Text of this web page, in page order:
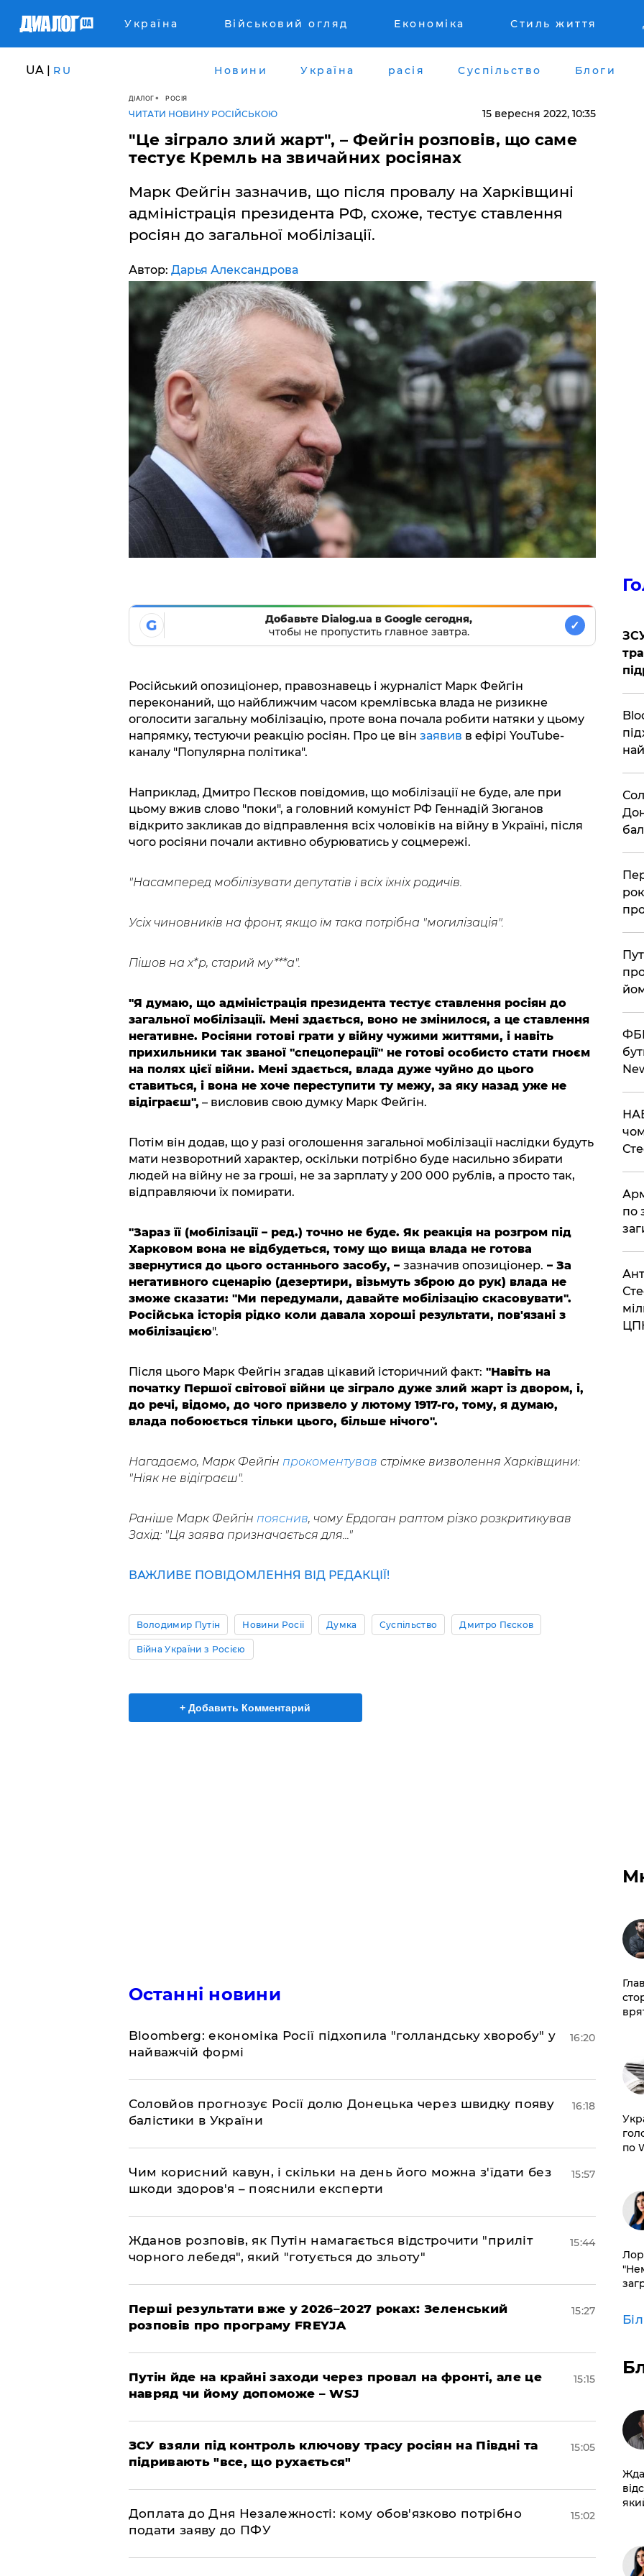
Україна Військовий огляд Економіка Стиль життя
UA | RU Новини Україна расія Суспільство Блоги
ДІАЛОГ РОСІЯ
ЧИТАТИ НОВИНУ РОСІЙСЬКОЮ 15 вересня 2022, 10:35
"Це зіграло злий жарт", – Фейгін розповів, що саме
тестує Кремль на звичайних росіянах
Марк Фейгін зазначив, що після провалу на Харківщині
адміністрація президента РФ, схоже, тестує ставлення
росіян до загальної мобілізації.
Автор: Дарья Александрова
G
Добавьте Dialog.ua в Google сегодня,
чтобы не пропустить главное завтра.
✓
Російський опозиціонер, правознавець і журналіст Марк Фейгін
переконаний, що найближчим часом кремлівська влада не ризикне
оголосити загальну мобілізацію, проте вона почала робити натяки у цьому
напрямку, тестуючи реакцію росіян. Про це він заявив в ефірі YouTube-
каналу "Популярна політика".
Наприклад, Дмитро Пєсков повідомив, що мобілізації не буде, але при
цьому вжив слово "поки", а головний комуніст РФ Геннадій Зюганов
відкрито закликав до відправлення всіх чоловіків на війну в Україні, після
чого росіяни почали активно обурюватись у соцмережі.
"Насамперед мобілізувати депутатів і всіх їхніх родичів.
Усіх чиновників на фронт, якщо їм така потрібна "могилізація".
Пішов на х*р, старий му***а".
"Я думаю, що адміністрація президента тестує ставлення росіян до
загальної мобілізації. Мені здається, воно не змінилося, а це ставлення
негативне. Росіяни готові грати у війну чужими життями, і навіть
прихильники так званої "спецоперації" не готові особисто стати гноєм
на полях цієї війни. Мені здається, влада дуже чуйно до цього
ставиться, і вона не хоче переступити ту межу, за яку назад уже не
відіграєш", – висловив свою думку Марк Фейгін.
Потім він додав, що у разі оголошення загальної мобілізації наслідки будуть
мати незворотний характер, оскільки потрібно буде насильно збирати
людей на війну не за гроші, не за зарплату у 200 000 рублів, а просто так,
відправляючи їх помирати.
"Зараз її (мобілізації – ред.) точно не буде. Як реакція на розгром під
Харковом вона не відбудеться, тому що вища влада не готова
звернутися до цього останнього засобу, – зазначив опозиціонер. – За
негативного сценарію (дезертири, візьмуть зброю до рук) влада не
зможе сказати: "Ми передумали, давайте мобілізацію скасовувати".
Російська історія рідко коли давала хороші результати, пов'язані з
мобілізацією".
Після цього Марк Фейгін згадав цікавий історичний факт: "Навіть на
початку Першої світової війни це зіграло дуже злий жарт із двором, і,
до речі, відомо, до чого призвело у лютому 1917-го, тому, я думаю,
влада побоюється тільки цього, більше нічого".
Нагадаємо, Марк Фейгін прокоментував стрімке визволення Харківщини:
"Ніяк не відіграєш".
Раніше Марк Фейгін пояснив, чому Ердоган раптом різко розкритикував
Захід: "Ця заява призначається для..."
ВАЖЛИВЕ ПОВІДОМЛЕННЯ ВІД РЕДАКЦІЇ!
Володимир Путін Новини Росії Думка Суспільство Дмитро Пєсков
Війна України з Росією
+ Добавить Комментарий
Останні новини
Bloomberg: економіка Росії підхопила "голландську хворобу" у
найважчій формі
16:20
Соловйов прогнозує Росії долю Донецька через швидку появу
балістики в України
16:18
Чим корисний кавун, і скільки на день його можна з'їдати без
шкоди здоров'я – пояснили експерти
15:57
Жданов розповів, як Путін намагається відстрочити "приліт
чорного лебедя", який "готується до зльоту"
15:44
Перші результати вже у 2026–2027 роках: Зеленський
розповів про програму FREYJA
15:27
Путін йде на крайні заходи через провал на фронті, але це
навряд чи йому допоможе – WSJ
15:15
ЗСУ взяли під контроль ключову трасу росіян на Півдні та
підривають "все, що рухається"
15:05
Доплата до Дня Незалежності: кому обов'язково потрібно
подати заяву до ПФУ
15:02
по
по